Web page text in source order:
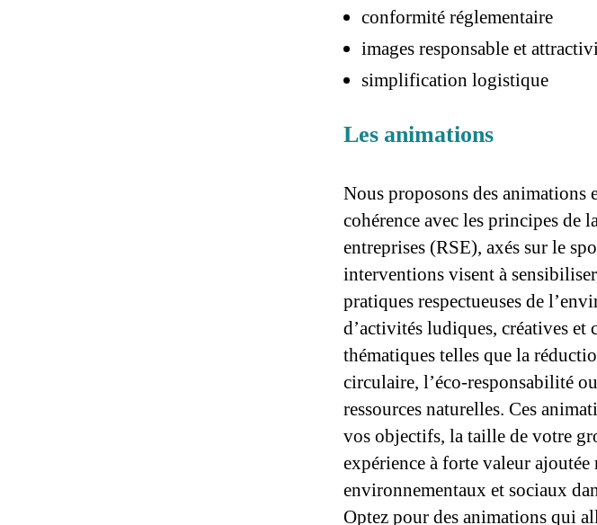
conformité réglementaire
images responsable et
simplification logistique
Les animations
Nous proposons des
cohérence avec les principes de
entreprises (RSE), axés sur le
interventions visent à
pratiques respectueuses de
d’activités ludiques, créatives
thématiques telles que la
circulaire, l’éco-responsabilité
ressources naturelles. Ces
vos objectifs, la taille de votre
expérience à forte valeur
environnementaux et sociaux
Optez pour des animations qui